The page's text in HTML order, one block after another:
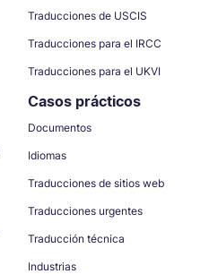
Traducciones de USCIS
Traducciones para el IRCC
Traducciones para el UKVI
Casos prácticos
Documentos
Idiomas
Traducciones de sitios web
Traducciones urgentes
Traducción técnica
Industrias